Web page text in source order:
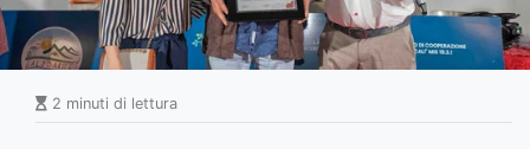
2 minuti di lettura